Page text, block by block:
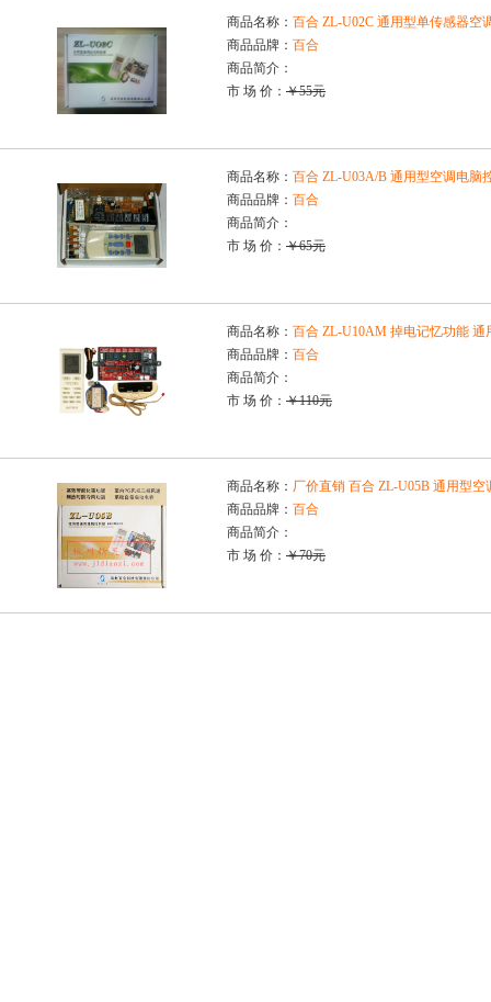
商品名称： 百合 ZL-U02C 通用型单传感器空
商品品牌： 百合
商品简介：
市 场 价： ￥55元
商品名称： 百合 ZL-U03A/B 通用型空调电脑
商品品牌： 百合
商品简介：
市 场 价： ￥65元
商品名称： 百合 ZL-U10AM 掉电记忆功能 通
商品品牌： 百合
商品简介：
市 场 价： ￥110元
商品名称： 厂价直销 百合 ZL-U05B 通用型
商品品牌： 百合
商品简介：
市 场 价： ￥70元